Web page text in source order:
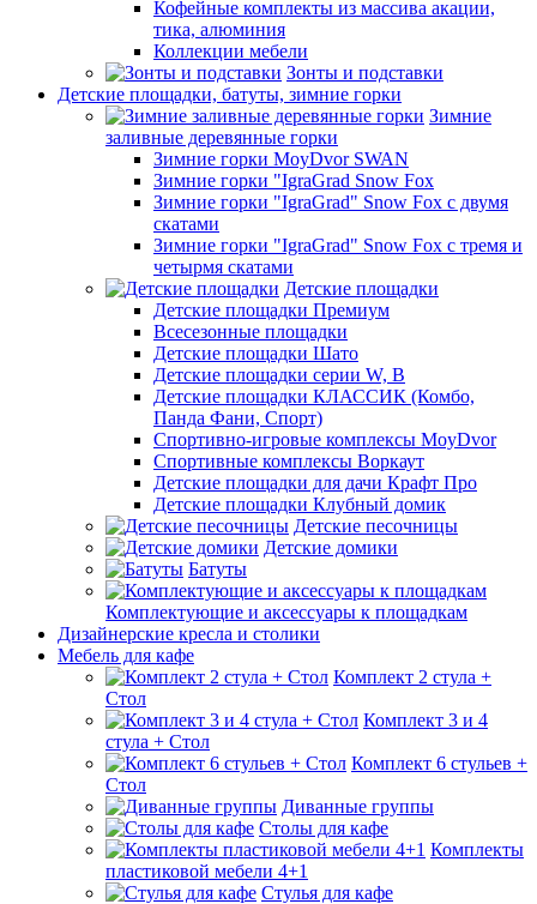
Кофейные комплекты из массива акации,
тика, алюминия
Коллекции мебели
Зонты и подставки
Детские площадки, батуты, зимние горки
Зимние
заливные деревянные горки
Зимние горки MoyDvor SWAN
Зимние горки "IgraGrad Snow Fox
Зимние горки "IgraGrad" Snow Fox с двумя
скатами
Зимние горки "IgraGrad" Snow Fox с тремя и
четырмя скатами
Детские площадки
Детские площадки Премиум
Всесезонные площадки
Детские площадки Шато
Детские площадки серии W, В
Детские площадки КЛАССИК (Комбо,
Панда Фани, Спорт)
Спортивно-игровые комплексы MoyDvor
Спортивные комплексы Воркаут
Детские площадки для дачи Крафт Про
Детские площадки Клубный домик
Детские песочницы
Детские домики
Батуты
Комплектующие и аксессуары к площадкам
Дизайнерские кресла и столики
Мебель для кафе
Комплект 2 стула +
Стол
Комплект 3 и 4
стула + Стол
Комплект 6 стульев +
Стол
Диванные группы
Столы для кафе
Комплекты
пластиковой мебели 4+1
Стулья для кафе